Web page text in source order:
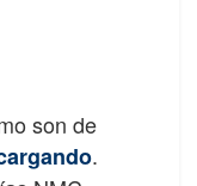
son de
.